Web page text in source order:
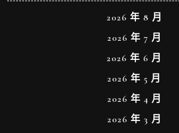
2026 年 8 月
2026 年 7 月
2026 年 6 月
2026 年 5 月
2026 年 4 月
2026 年 3 月